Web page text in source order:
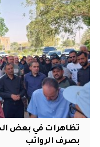
تظاهرات في بعض
بصرف الرواتب